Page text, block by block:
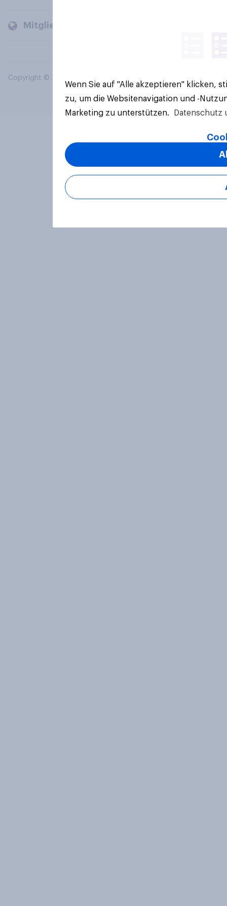
Mitglieder und Kunden
Copyright © 2026 YouGov PLC. Alle Rechte vorbehalten.
Wenn Sie auf "Alle akzeptieren" klicken,
zu, um die Websitenavigation und -
Marketing zu unterstützen.
Datenschutz